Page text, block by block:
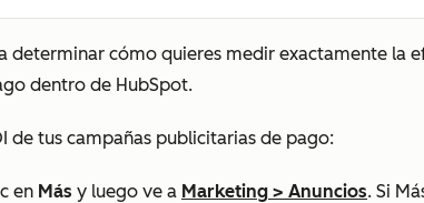
determinar cómo quieres medir exactamente la
dentro de HubSpot.
de tus campañas publicitarias de pago:
en Más y luego ve a Marketing > Anuncios. Si